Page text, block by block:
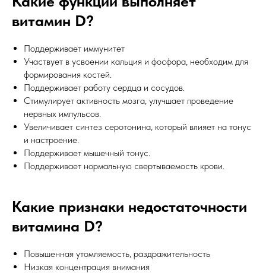
витамин D?
Поддерживает иммунитет
Участвует в усвоении кальция и фосфора, необходим для
формирования костей.
Поддерживает работу сердца и сосудов.
Стимулирует активность мозга, улучшает проведение
нервных импульсов.
Увеличивает синтез серотонина, который влияет на тонус
и настроение.
Поддерживает мышечный тонус.
Поддерживает нормальную свертываемость крови.
Какие признаки недостаточности
витамина D?
Повышенная утомляемость, раздражительность
Низкая концентрация внимания